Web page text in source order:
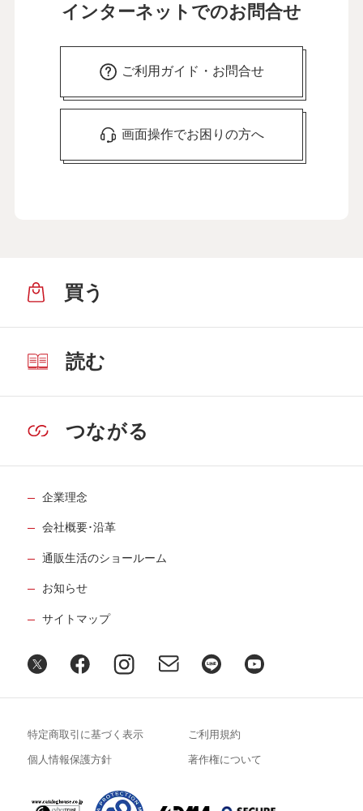
インターネットでのお問合せ
ご利用ガイド・お問合せ
画面操作でお困りの方へ
買う
読む
つながる
企業理念
会社概要･沿革
通販生活のショールーム
お知らせ
サイトマップ
特定商取引に基づく表示 ご利用規約
個人情報保護方針 著作権について